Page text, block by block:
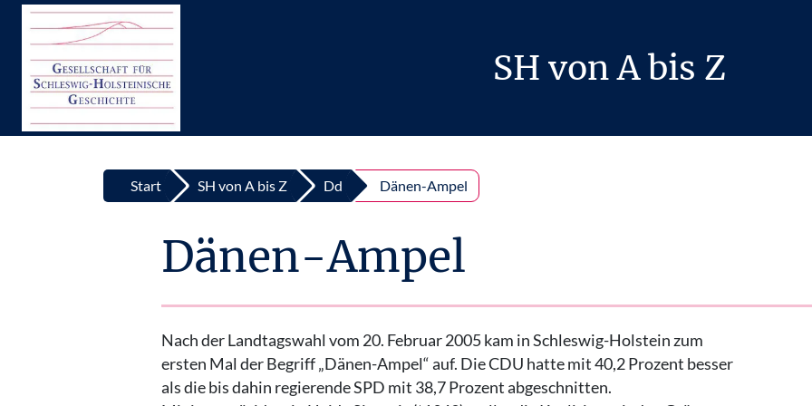
SH von A bis Z
Start SH von A bis Z Dd Dänen-Ampel
Dänen-Ampel
Nach der Landtagswahl vom 20. Februar 2005 kam in Schleswig-Holstein zum
ersten Mal der Begriff „Dänen-Ampel“ auf. Die CDU hatte mit 40,2 Prozent besser
als die bis dahin regierende SPD mit 38,7 Prozent abgeschnitten.